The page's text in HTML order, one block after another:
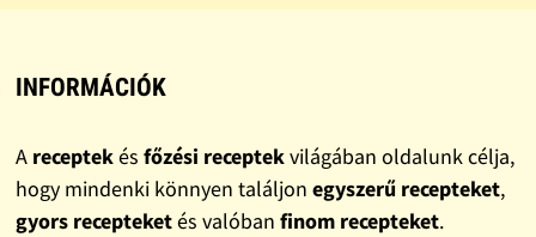
INFORMÁCIÓK
A receptekés főzési receptekvilágában oldalunk célja,
hogy mindenki könnyen találjon egyszerű recepteket,
gyors recepteketés valóban finom recepteket.